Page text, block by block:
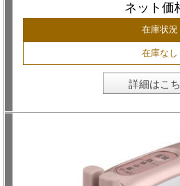
ネット価
在庫状況
在庫なし
詳細はこ